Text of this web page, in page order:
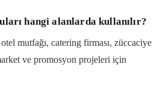
hangi alanlarda kullanılır?
mutfağı, catering firması, züccaciye
ve promosyon projeleri için